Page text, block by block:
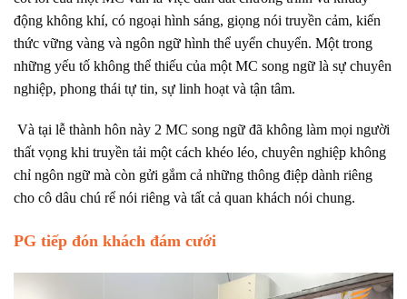
động không khí, có ngoại hình sáng, giọng nói truyền cảm, kiến
thức vững vàng và ngôn ngữ hình thể uyển chuyển. Một trong
những yếu tố không thể thiếu của một MC song ngữ là sự chuyên
nghiệp, phong thái tự tin, sự linh hoạt và tận tâm.
Và tại lễ thành hôn này 2 MC song ngữ đã không làm mọi người
thất vọng khi truyền tải một cách khéo léo, chuyên nghiệp không
chỉ ngôn ngữ mà còn gửi gắm cả những thông điệp dành riêng
cho cô dâu chú rể nói riêng và tất cả quan khách nói chung.
PG tiếp đón khách đám cưới